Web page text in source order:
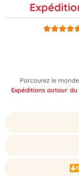
Parcourez le
Expéditions autour du